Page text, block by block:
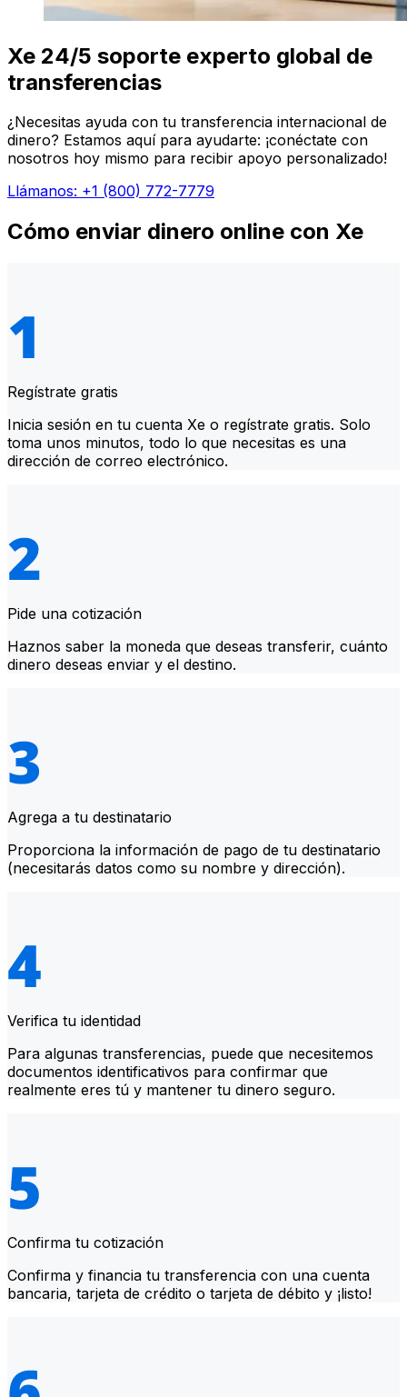
Xe 24/5 soporte experto global de
transferencias
¿Necesitas ayuda con tu transferencia internacional de
dinero? Estamos aquí para ayudarte: ¡conéctate con
nosotros hoy mismo para recibir apoyo personalizado!
Llámanos: +1 (800) 772-7779
Cómo enviar dinero online con Xe
Regístrate gratis
Inicia sesión en tu cuenta Xe o regístrate gratis. Solo
toma unos minutos, todo lo que necesitas es una
dirección de correo electrónico.
Pide una cotización
Haznos saber la moneda que deseas transferir, cuánto
dinero deseas enviar y el destino.
Agrega a tu destinatario
Proporciona la información de pago de tu destinatario
(necesitarás datos como su nombre y dirección).
Verifica tu identidad
Para algunas transferencias, puede que necesitemos
documentos identificativos para confirmar que
realmente eres tú y mantener tu dinero seguro.
Confirma tu cotización
Confirma y financia tu transferencia con una cuenta
bancaria, tarjeta de crédito o tarjeta de débito y ¡listo!